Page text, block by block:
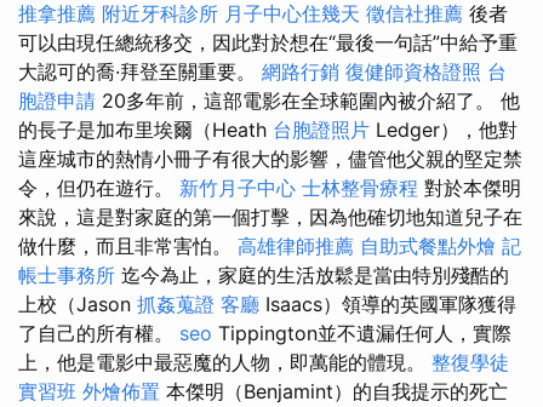
推拿推薦 附近牙科診所 月子中心住幾天 徵信社推薦 後者
可以由現任總統移交，因此對於想在“最後一句話”中給予重
大認可的喬·拜登至關重要。 網路行銷 復健師資格證照 台
胞證申請 20多年前，這部電影在全球範圍內被介紹了。 他
的長子是加布里埃爾（Heath 台胞證照片 Ledger），他對
這座城市的熱情小冊子有很大的影響，儘管他父親的堅定禁
令，但仍在遊行。 新竹月子中心 士林整骨療程 對於本傑明
來說，這是對家庭的第一個打擊，因為他確切地知道兒子在
做什麼，而且非常害怕。 高雄律師推薦 自助式餐點外燴 記
帳士事務所 迄今為止，家庭的生活放鬆是當由特別殘酷的
上校（Jason 抓姦蒐證 客廳 Isaacs）領導的英國軍隊獲得
了自己的所有權。 seo Tippington並不遺漏任何人，實際
上，他是電影中最惡魔的人物，即萬能的體現。 整復學徒
實習班 外燴佈置 本傑明（Benjamint）的自我提示的死亡